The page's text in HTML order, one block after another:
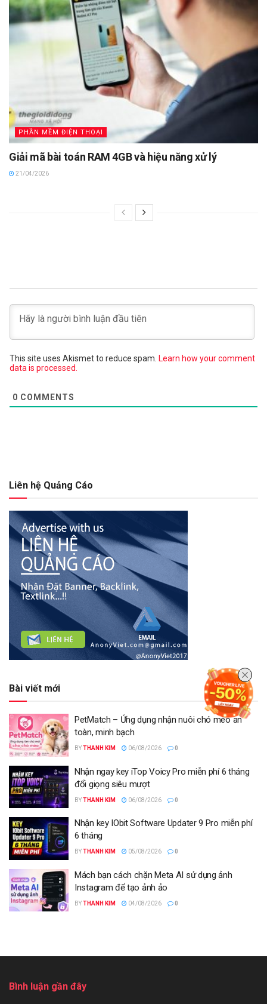
PHẦN MỀM ĐIỆN THOẠI
Giải mã bài toán RAM 4GB và hiệu năng xử lý
21/04/2026
This site uses Akismet to reduce spam. Learn how your comment
data is processed.
0 COMMENTS
Liên hệ Quảng Cáo
Bài viết mới
PetMatch – Ứng dụng nhận nuôi chó mèo an
toàn, minh bạch
BYTHANH KIM 06/08/2026 0
Nhận ngay key iTop Voicy Pro miễn phí 6 tháng
đổi giọng siêu mượt
BYTHANH KIM 06/08/2026 0
Nhận key IObit Software Updater 9 Pro miễn phí
6 tháng
BYTHANH KIM 05/08/2026 0
Mách bạn cách chặn Meta AI sử dụng ảnh
Instagram để tạo ảnh ảo
BYTHANH KIM 04/08/2026 0
Bình luận gần đây